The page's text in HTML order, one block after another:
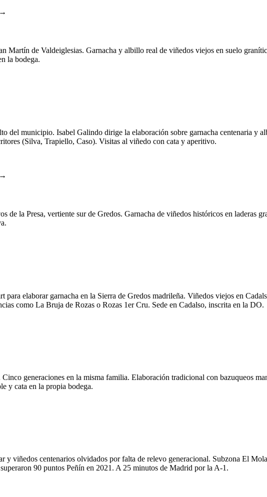
Martín de Valdeiglesias. Garnacha y albillo real de viñedos viejos en suelo
la bodega.
del municipio. Isabel Galindo dirige la elaboración sobre garnacha centenaria y
(Silva, Trapiello, Caso). Visitas al viñedo con cata y aperitivo.
de la Presa, vertiente sur de Gredos. Garnacha de viñedos históricos en laderas
elaborar garnacha en la Sierra de Gredos madrileña. Viñedos viejos en
como La Bruja de Rozas o Rozas 1er Cru. Sede en Cadalso, inscrita en la DO.
generaciones en la misma familia. Elaboración tradicional con bazuqueos
y cata en la propia bodega.
viñedos centenarios olvidados por falta de relevo generacional. Subzona El
90 puntos Peñín en 2021. A 25 minutos de Madrid por la A-1.